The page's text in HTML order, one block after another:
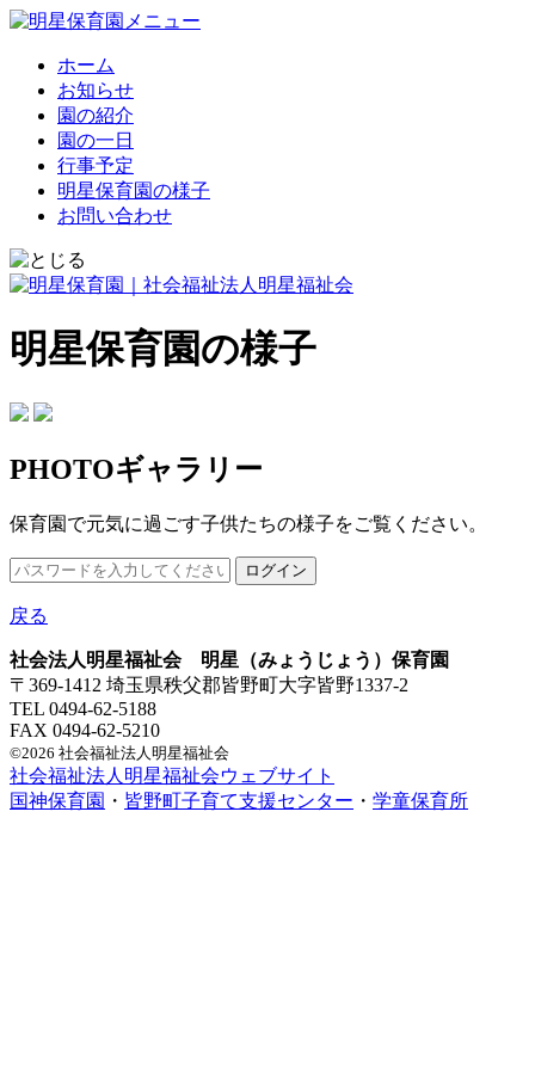
ホーム
お知らせ
園の紹介
園の一日
行事予定
明星保育園の様子
お問い合わせ
明星保育園の様子
PHOTOギャラリー
保育園で元気に過ごす子供たちの様子をご覧ください。
戻る
社会法人明星福祉会 明星（みょうじょう）保育園
〒369-1412 埼玉県秩父郡皆野町大字皆野1337-2
TEL 0494-62-5188
FAX 0494-62-5210
©2026 社会福祉法人明星福祉会
社会福祉法人明星福祉会ウェブサイト
国神保育園 ・ 皆野町子育て支援センター ・ 学童保育所